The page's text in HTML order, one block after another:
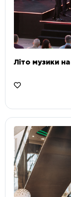
Літо музики